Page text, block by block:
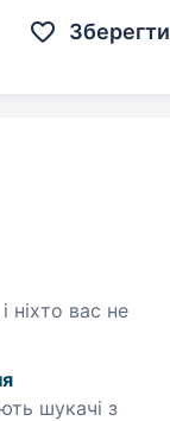
Зберегти
ніхто вас не
шукачі з